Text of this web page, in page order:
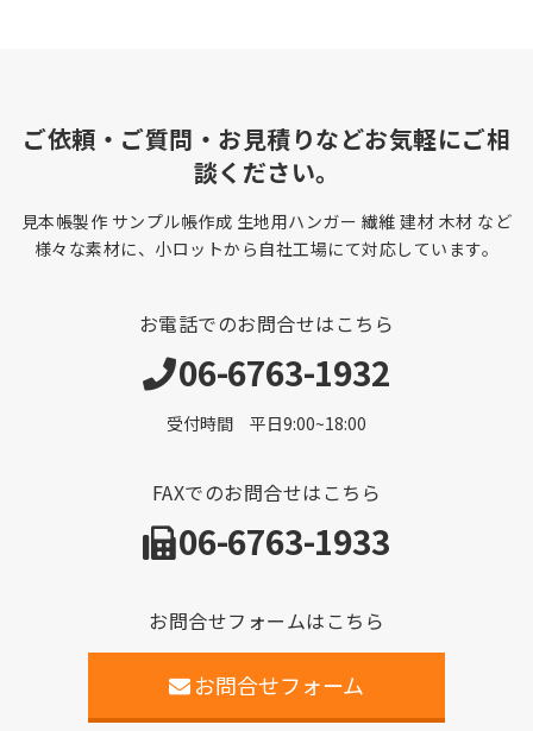
ご依頼・ご質問・お見積りなどお気軽にご相
談ください。
見本帳製作 サンプル帳作成 生地用ハンガー 繊維 建材 木材 など
様々な素材に、小ロットから自社工場にて対応しています。
お電話でのお問合せはこちら
06-6763-1932
受付時間 平日9:00~18:00
FAXでのお問合せはこちら
06-6763-1933
お問合せフォームはこちら
お問合せフォーム